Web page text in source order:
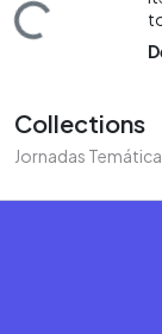
Collections
Jornadas